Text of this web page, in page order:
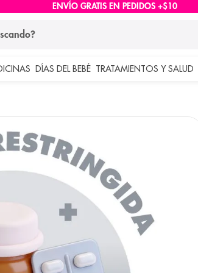
ENVÍO GRATIS EN PEDIDOS +$10
DÍAS DEL BEBÉ TRATAMIENTOS Y SALUD
buscados